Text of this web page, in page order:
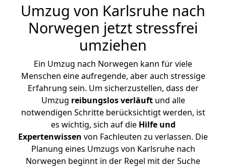
Umzug von Karlsruhe nach
Norwegen jetzt stressfrei
umziehen
Ein Umzug nach Norwegen kann für viele
Menschen eine aufregende, aber auch stressige
Erfahrung sein. Um sicherzustellen, dass der
Umzug reibungslos verläuftund alle
notwendigen Schritte berücksichtigt werden, ist
es wichtig, sich auf die Hilfe und
Expertenwissen von Fachleuten zu verlassen. Die
Planung eines Umzugs von Karlsruhe nach
Norwegen beginnt in der Regel mit der Suche